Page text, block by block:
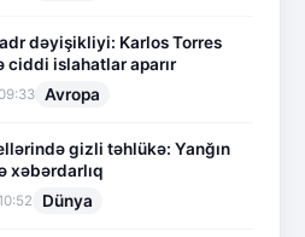
dəyişikliyi: Karlos Torres
ciddi islahatlar aparır
Avropa
gizli təhlükə: Yanğın
xəbərdarlıq
Dünya